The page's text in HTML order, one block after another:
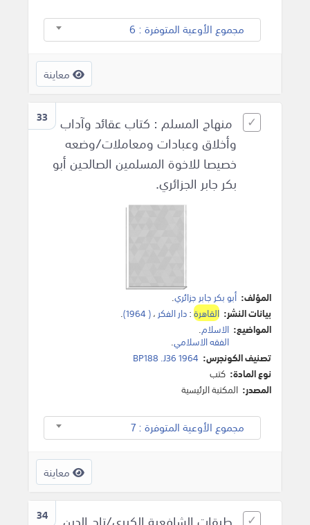
مجموع الأوعية المتوفرة : 6
معاينة
33
منهاج المسلم : كتاب عقائد وآداب
وأخلاق وعبادات ومعاملات/وضعه
خصيصا للاخوة المسلمين الصالحين أبو
بكر جابر الجزائري.
المؤلف: أبو بكر جابر جزائري.
بيانات النشر: القاهرة:دار الفكر ،( 1964)
.
المواضيع: الاسلام.
الفقه الاسلامي.
تصنيف الكونجرس: BP188 .J36 1964
نوع المادة: كتب
المصدر: المكتبة الرئيسية
مجموع الأوعية المتوفرة : 7
معاينة
34